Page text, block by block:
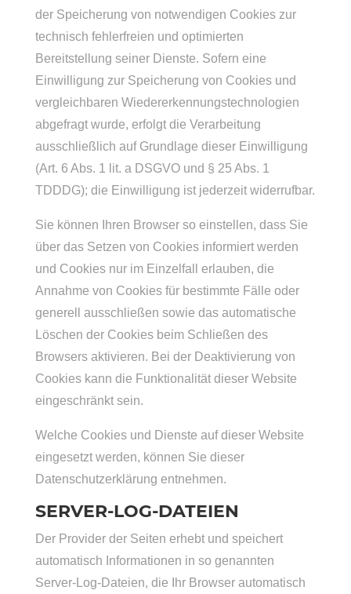
der Speicherung von notwendigen Cookies zur
technisch fehlerfreien und optimierten
Bereitstellung seiner Dienste. Sofern eine
Einwilligung zur Speicherung von Cookies und
vergleichbaren Wiedererkennungstechnologien
abgefragt wurde, erfolgt die Verarbeitung
ausschließlich auf Grundlage dieser Einwilligung
(Art. 6 Abs. 1 lit. a DSGVO und § 25 Abs. 1
TDDDG); die Einwilligung ist jederzeit widerrufbar.
Sie können Ihren Browser so einstellen, dass Sie
über das Setzen von Cookies informiert werden
und Cookies nur im Einzelfall erlauben, die
Annahme von Cookies für bestimmte Fälle oder
generell ausschließen sowie das automatische
Löschen der Cookies beim Schließen des
Browsers aktivieren. Bei der Deaktivierung von
Cookies kann die Funktionalität dieser Website
eingeschränkt sein.
Welche Cookies und Dienste auf dieser Website
eingesetzt werden, können Sie dieser
Datenschutzerklärung entnehmen.
SERVER-LOG-DATEIEN
Der Provider der Seiten erhebt und speichert
automatisch Informationen in so genannten
Server-Log-Dateien, die Ihr Browser automatisch